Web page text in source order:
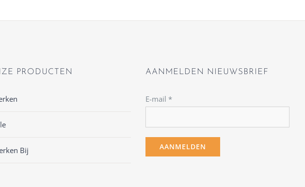
PRODUCTEN
Bij
AANMELDEN NIEUWSBRIEF
E-mail *